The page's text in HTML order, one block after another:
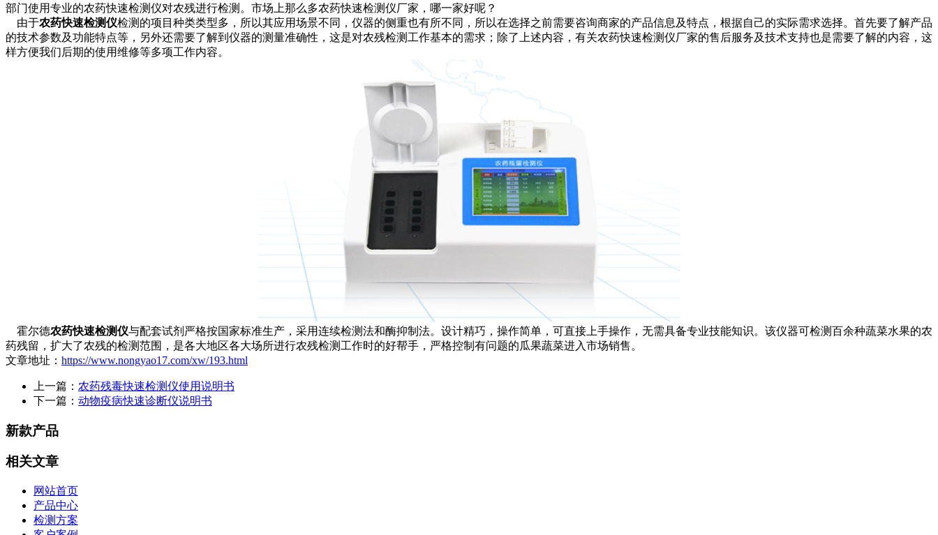
部门使用专业的农药快速检测仪对农残进行检测。市场上那么多农药快速检测仪厂家，哪一家好呢？
由于农药快速检测仪检测的项目种类类型多，所以其应用场景不同，仪器的侧重也有所不同，所以在选择之前需要咨询商家的产品信息及特点，根据自己的实际需求选择。首先要了解产品
的技术参数及功能特点等，另外还需要了解到仪器的测量准确性，这是对农残检测工作基本的需求；除了上述内容，有关农药快速检测仪厂家的售后服务及技术支持也是需要了解的内容，这
样方便我们后期的使用维修等多项工作内容。
霍尔德农药快速检测仪与配套试剂严格按国家标准生产，采用连续检测法和酶抑制法。设计精巧，操作简单，可直接上手操作，无需具备专业技能知识。该仪器可检测百余种蔬菜水果的农
药残留，扩大了农残的检测范围，是各大地区各大场所进行农残检测工作时的好帮手，严格控制有问题的瓜果蔬菜进入市场销售。
文章地址： https://www.nongyao17.com/xw/193.html
上一篇： 农药残毒快速检测仪使用说明书
下一篇： 动物疫病快速诊断仪说明书
新款产品
相关文章
网站首页
产品中心
检测方案